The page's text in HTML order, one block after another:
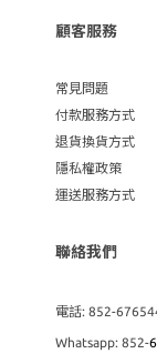
顧客服務
常見問題
付款服務方式
退貨換貨方式
隱私權政策
運送服務方式
聯絡我們
電話: 852-
Whatsapp: 852-